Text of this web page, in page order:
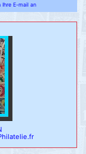
E-mail an